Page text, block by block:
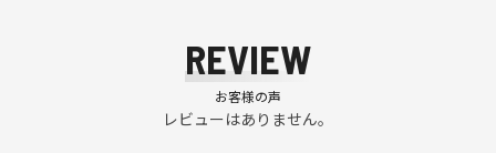
REVIEW
お客様の声
レビューはありません。